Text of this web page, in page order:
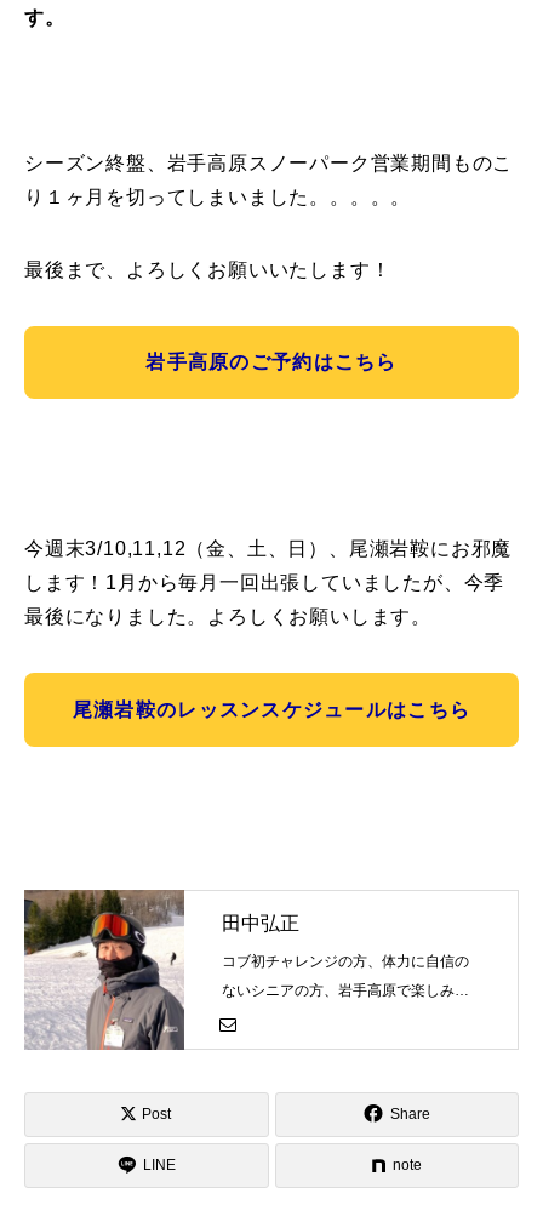
す。
シーズン終盤、岩手高原スノーパーク営業期間ものこ
り１ヶ月を切ってしまいました。。。。。
最後まで、よろしくお願いいたします！
岩手高原のご予約はこちら
今週末3/10,11,12（金、土、日）、尾瀬岩鞍にお邪魔
します！1月から毎月一回出張していましたが、今季
最後になりました。よろしくお願いします。
尾瀬岩鞍のレッスンスケジュールはこちら
田中弘正
コブ初チャレンジの方、体力に自信の
ないシニアの方、岩手高原で楽しみな
がらコブにチャレンジしましょう！
Post Share
LINE note